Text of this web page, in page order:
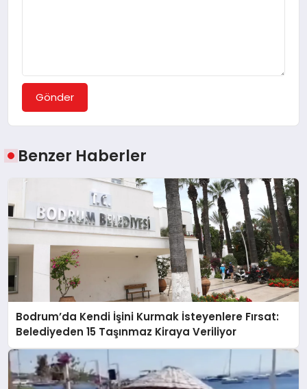
Gönder
Benzer Haberler
Bodrum’da Kendi İşini Kurmak İsteyenlere Fırsat:
Belediyeden 15 Taşınmaz Kiraya Veriliyor